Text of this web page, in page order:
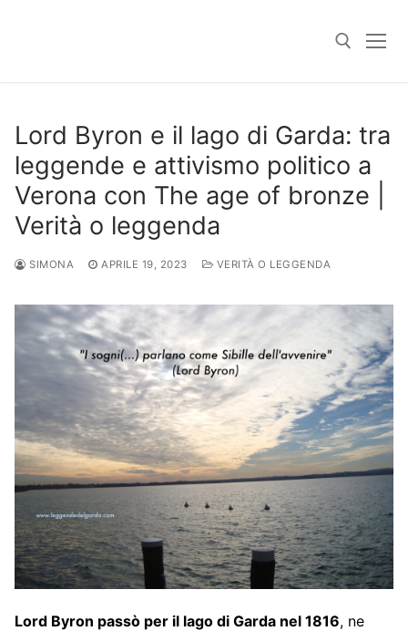
Lord Byron e il lago di Garda: tra
leggende e attivismo politico a
Verona con The age of bronze |
Verità o leggenda
SIMONA APRILE 19, 2023 VERITÀ O LEGGENDA
Lord Byron passò per il lago di Garda nel 1816, ne